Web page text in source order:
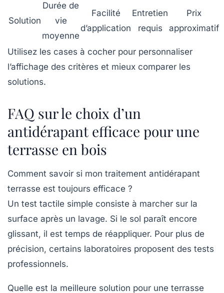
Solution
Durée de
vie
moyenne
Facilité
d’application
Entretien
requis
Prix
approximatif
Utilisez les cases à cocher pour personnaliser
l’affichage des critères et mieux comparer les
solutions.
FAQ sur le choix d’un
antidérapant efficace pour une
terrasse en bois
Comment savoir si mon traitement antidérapant
terrasse est toujours efficace ?
Un test tactile simple consiste à marcher sur la
surface après un lavage. Si le sol paraît encore
glissant, il est temps de réappliquer. Pour plus de
précision, certains laboratoires proposent des tests
professionnels.
Quelle est la meilleure solution pour une terrasse